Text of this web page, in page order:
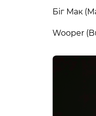
Біг Мак
Wooper